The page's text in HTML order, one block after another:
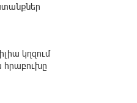
կղզում
հրաբուխը